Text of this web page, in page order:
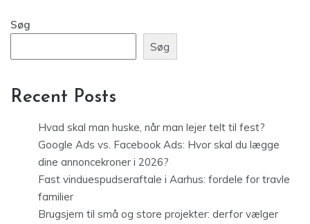
Søg
Søg
Recent Posts
Hvad skal man huske, når man lejer telt til fest?
Google Ads vs. Facebook Ads: Hvor skal du lægge
dine annoncekroner i 2026?
Fast vinduespudseraftale i Aarhus: fordele for travle
familier
Brugsjern til små og store projekter: derfor vælger